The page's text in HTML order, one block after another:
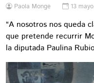
Paola Monge 13
“A nosotros nos queda
que pretende recurrir
la diputada Paulina